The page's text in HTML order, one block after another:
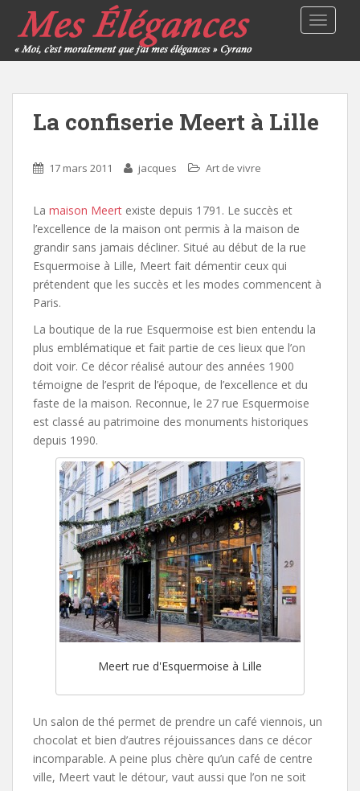
La confiserie Meert à Lille
17 mars 2011 jacques Art de vivre
La maison Meert existe depuis 1791. Le succès et
l’excellence de la maison ont permis à la maison de
grandir sans jamais décliner. Situé au début de la rue
Esquermoise à Lille, Meert fait démentir ceux qui
prétendent que les succès et les modes commencent à
Paris.
La boutique de la rue Esquermoise est bien entendu la
plus emblématique et fait partie de ces lieux que l’on
doit voir. Ce décor réalisé autour des années 1900
témoigne de l’esprit de l’époque, de l’excellence et du
faste de la maison. Reconnue, le 27 rue Esquermoise
est classé au patrimoine des monuments historiques
depuis 1990.
Meert rue d'Esquermoise à Lille
Un salon de thé permet de prendre un café viennois, un
chocolat et bien d’autres réjouissances dans ce décor
incomparable. A peine plus chère qu’un café de centre
ville, Meert vaut le détour, vaut aussi que l’on ne soit